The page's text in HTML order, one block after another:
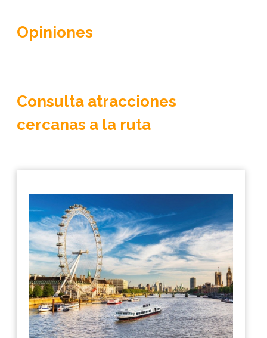
Opiniones
Consulta atracciones
cercanas a la ruta